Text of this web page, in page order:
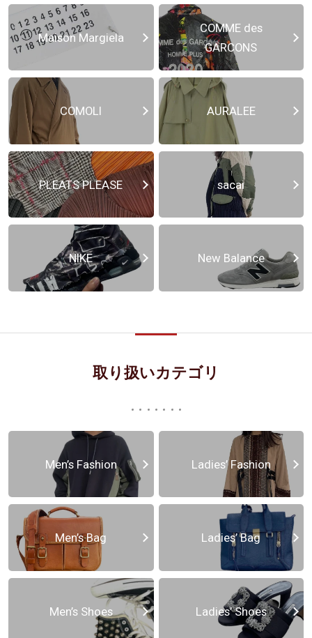
Maison Margiela
COMME des
GARCONS
COMOLI AURALEE
PLEATS PLEASE sacai
NIKE New Balance
取り扱いカテゴリ
Men’s Fashion Ladies’ Fashion
Men’s Bag Ladies’ Bag
Men’s Shoes Ladies’ Shoes